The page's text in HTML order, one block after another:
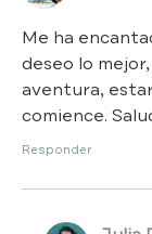
Me ha
deseo lo
aventura,
comience.
Responder